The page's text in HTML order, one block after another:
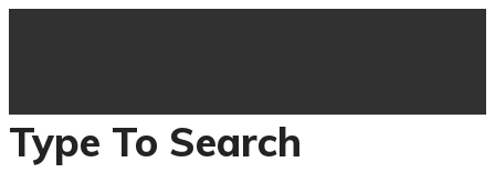
Type To Search